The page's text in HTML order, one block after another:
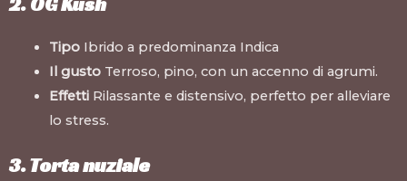
TipoIbrido a predominanza Indica
Il gustoTerroso, pino, con un accenno di agrumi.
EffettiRilassante e distensivo, perfetto per alleviare
lo stress.
3. Torta nuziale